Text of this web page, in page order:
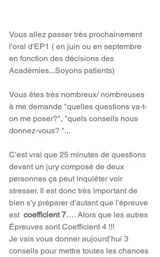
Vous allez passer très prochainement
l'oral d'EP1 ( en juin ou en septembre
en fonction des décisions des
Académies...Soyons patients)
Vous êtes très nombreux/ nombreuses
à me demande "quelles questions va-t-
on me poser?", "quels conseils nous
donnez-vous? "...
C'est vrai que 25 minutes de questions
devant un jury composé de deux
personnes ça peut inquiéter voir
stresser. Il est donc très important de
bien s'y préparer d'autant que l'épreuve
est coefficient 7…. Alors que les autres
Épreuves sont Coefficient 4 !!!
Je vais vous donner aujourd’hui 3
conseils pour mettre toutes les chances